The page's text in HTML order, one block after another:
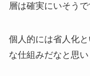
層は確実にいそうで
個人的には省人化
な仕組みだなと思い